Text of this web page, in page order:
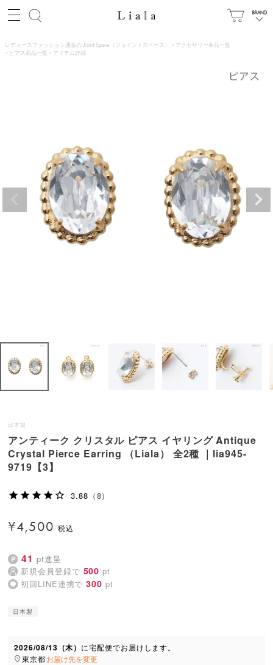
レディースファッション通販の Joint Space（ジョイントスペース）
アクセサリー商品一覧
ピアス商品一覧
アイテム詳細
日本製
アンティーク クリスタル ピアス イヤリング Antique
Crystal Pierce Earring （Liala） 全2種 ｜lia945-
9719【3】
3.88 （8）
¥4,500
41 pt進呈
新規会員登録で 500 pt
初回LINE連携で 300 pt
日本製
2026/08/13（木） に宅配便でお届けします。
東京都お届け先を変更